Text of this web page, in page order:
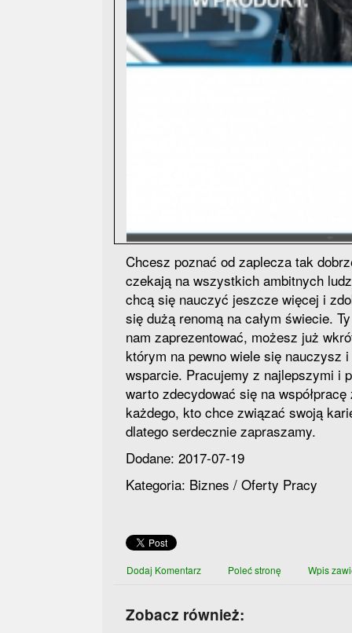
Chcesz poznać od zaplecza tak
czekają na wszystkich ambitnych
chcą się nauczyć jeszcze więcej i
się dużą renomą na całym świecie.
nam zaprezentować, możesz już
którym na pewno wiele się nauczysz
wsparcie. Pracujemy z najlepszymi i
warto zdecydować się na
każdego, kto chce związać swoją
dlatego serdecznie zapraszamy.
Dodane: 2017-07-19
Kategoria: Biznes / Oferty Pracy
Dodaj Komentarz Poleć stronę Wpis
Zobacz również: